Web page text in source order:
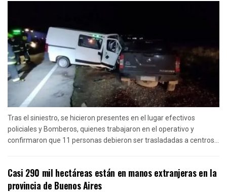
Tras el siniestro, se hicieron presentes en el lugar efectivos
policiales y Bomberos, quienes trabajaron en el operativo y
confirmaron que 11 personas debieron ser trasladadas a centros...
Casi 290 mil hectáreas están en manos extranjeras en la
provincia de Buenos Aires